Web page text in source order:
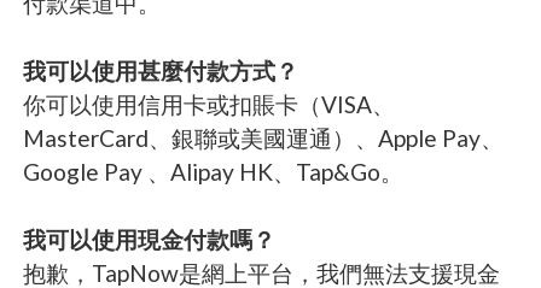
我可以使用甚麼付款方式？
你可以使用信用卡或扣賬卡（VISA、
MasterCard、銀聯或美國運通）、Apple Pay、
Google Pay 、Alipay HK、Tap&Go。
我可以使用現金付款嗎？
抱歉，TapNow是網上平台，我們無法支援現金